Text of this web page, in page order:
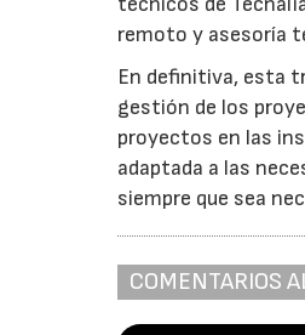
remoto y asesoría
En definitiva, esta
gestión de los
proyectos en las
adaptada a las
siempre que sea
COMENTARIOS